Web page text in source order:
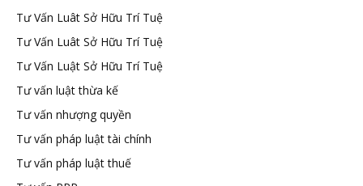
Tư Vấn Luât Sở Hữu Trí Tuệ
Tư Vấn Luât Sở Hữu Trí Tuệ
Tư Vấn Luật Sở Hữu Trí Tuệ
Tư vấn luật thừa kế
Tư vấn nhượng quyền
Tư vấn pháp luật tài chính
Tư vấn pháp luật thuế